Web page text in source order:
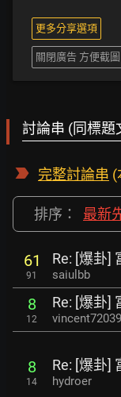
更多分享選項
關閉廣告 方便截圖
討論串 (同標題
完整討論串 (
排序： 最新
61
91
Re: [爆卦]
saiulbb
8
12
Re: [爆卦]
vincent72039
8
14
Re: [爆卦]
hydroer